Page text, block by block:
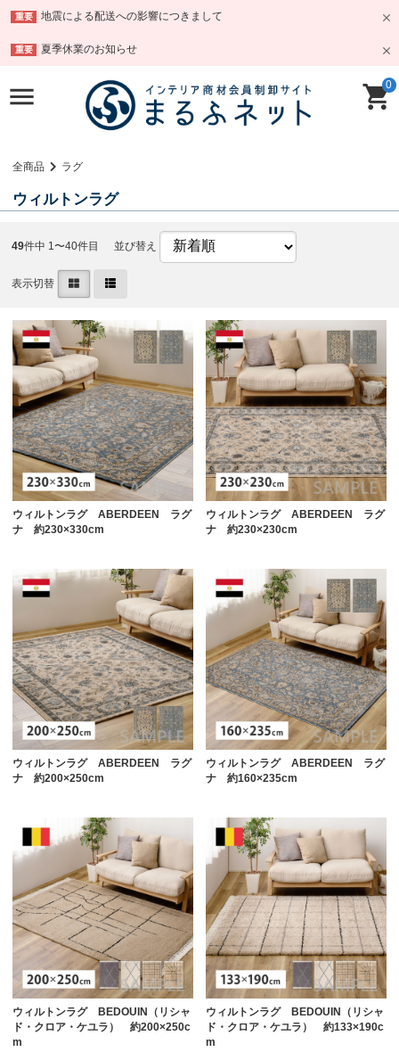
重要 地震による配送への影響につきまして
重要 夏季休業のお知らせ
0
全商品 ラグ
ウィルトンラグ
49件中 1〜40件目 並び替え
表示切替
ウィルトンラグ ABERDEEN ラグ
ナ 約230×330cm
ウィルトンラグ ABERDEEN ラグ
ナ 約230×230cm
ウィルトンラグ ABERDEEN ラグ
ナ 約200×250cm
ウィルトンラグ ABERDEEN ラグ
ナ 約160×235cm
ウィルトンラグ BEDOUIN（リシャ
ド・クロア・ケユラ） 約200×250c
m
ウィルトンラグ BEDOUIN（リシャ
ド・クロア・ケユラ） 約133×190c
m